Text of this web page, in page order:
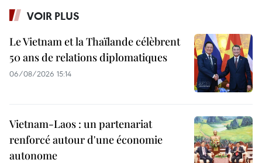
VOIR PLUS
Le Vietnam et la Thaïlande célèbrent
50 ans de relations diplomatiques
06/08/2026 15:14
Vietnam-Laos : un partenariat
renforcé autour d'une économie
autonome